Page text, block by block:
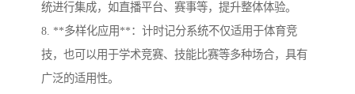
统进行集成，如直播平台、赛事等，提升整体体验。
8. **多样化应用**：计时记分系统不仅适用于体育竞
技，也可以用于学术竞赛、技能比赛等多种场合，具有
广泛的适用性。